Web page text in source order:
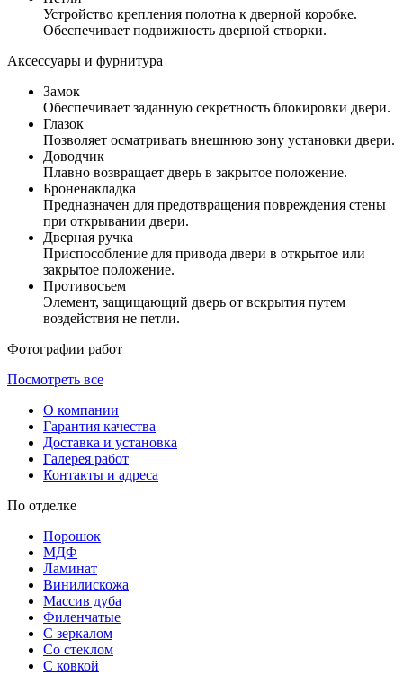
Устройство крепления полотна к дверной коробке.
Обеспечивает подвижность дверной створки.
Аксессуары и фурнитура
Замок
Обеспечивает заданную секретность блокировки двери.
Глазок
Позволяет осматривать внешнюю зону установки двери.
Доводчик
Плавно возвращает дверь в закрытое положение.
Броненакладка
Предназначен для предотвращения повреждения стены
при открывании двери.
Дверная ручка
Приспособление для привода двери в открытое или
закрытое положение.
Противосъем
Элемент, защищающий дверь от вскрытия путем
воздействия не петли.
Фотографии работ
Посмотреть все
О компании
Гарантия качества
Доставка и установка
Галерея работ
Контакты и адреса
По отделке
Порошок
МДФ
Ламинат
Винилискожа
Массив дуба
Филенчатые
С зеркалом
Со стеклом
С ковкой